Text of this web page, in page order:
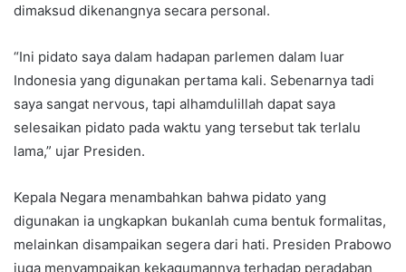
dimaksud dikenangnya secara personal.
“Ini pidato saya dalam hadapan parlemen dalam luar
Indonesia yang digunakan pertama kali. Sebenarnya tadi
saya sangat nervous, tapi alhamdulillah dapat saya
selesaikan pidato pada waktu yang tersebut tak terlalu
lama,” ujar Presiden.
Kepala Negara menambahkan bahwa pidato yang
digunakan ia ungkapkan bukanlah cuma bentuk formalitas,
melainkan disampaikan segera dari hati. Presiden Prabowo
juga menyampaikan kekagumannya terhadap peradaban